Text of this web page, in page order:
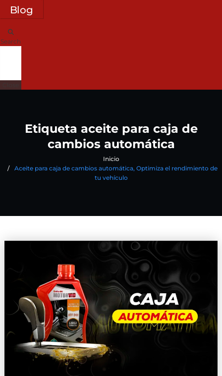
Blog
Search
Etiqueta aceite para caja de
cambios automática
Inicio
Aceite para caja de cambios automática, Optimiza el rendimiento de
tu vehículo